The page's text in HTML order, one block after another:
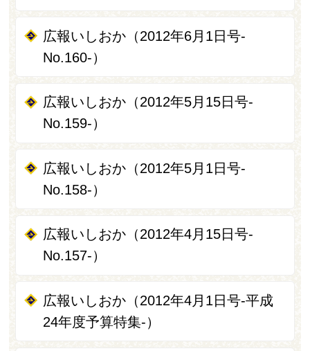
広報いしおか（2012年6月1日号-
No.160-）
広報いしおか（2012年5月15日号-
No.159-）
広報いしおか（2012年5月1日号-
No.158-）
広報いしおか（2012年4月15日号-
No.157-）
広報いしおか（2012年4月1日号-平成
24年度予算特集-）